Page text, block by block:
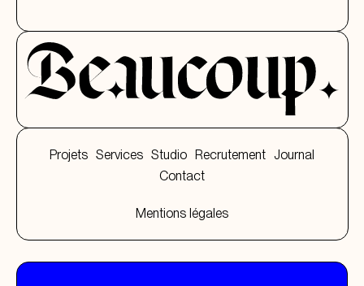
Projets Services Studio Recrutement Journal
Contact
Mentions légales